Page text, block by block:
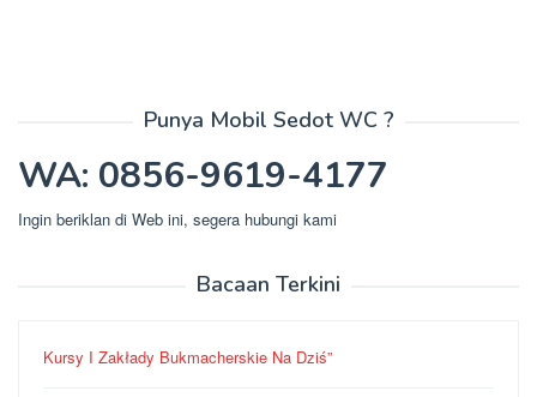
Punya Mobil Sedot WC ?
WA: 0856-9619-4177
Ingin beriklan di Web ini, segera hubungi kami
Bacaan Terkini
Kursy I Zakłady Bukmacherskie Na Dziś”